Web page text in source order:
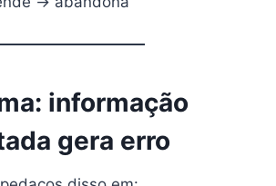
informação
gera erro